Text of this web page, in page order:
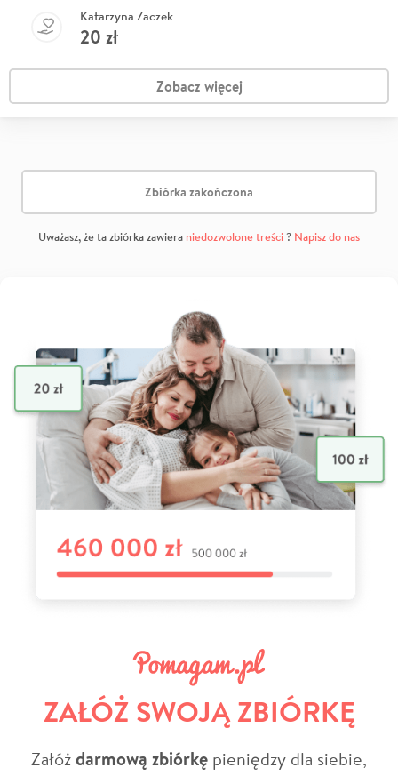
Katarzyna Zaczek
20 zł
Zobacz więcej
Zbiórka zakończona
Uważasz, że ta zbiórka zawiera niedozwolone treści? Napisz do nas
ZAŁÓŻ SWOJĄ ZBIÓRKĘ
Załóżdarmową zbiórkę pieniędzy dla siebie,